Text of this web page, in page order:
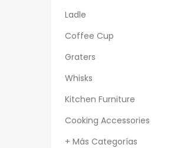
Ladle
Coffee Cup
Graters
Whisks
Kitchen Furniture
Cooking Accessories
+ Más Categorías